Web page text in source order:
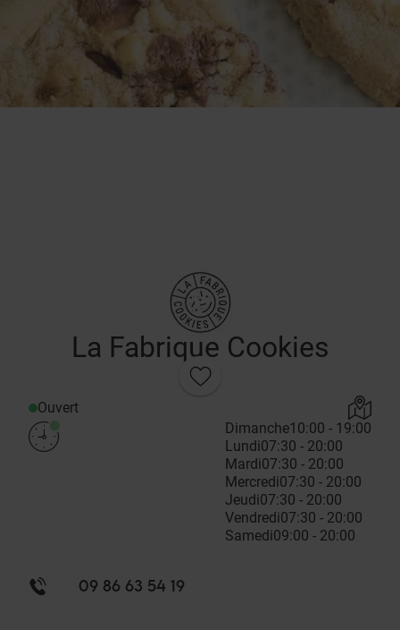
La Fabrique Cookies
Ouvert
Dimanche10:00 - 19:00
Lundi07:30 - 20:00
Mardi07:30 - 20:00
Mercredi07:30 - 20:00
Jeudi07:30 - 20:00
Vendredi07:30 - 20:00
Samedi09:00 - 20:00
09 86 63 54 19